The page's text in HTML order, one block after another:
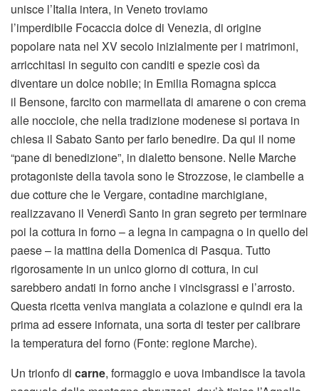
unisce l’Italia intera, in Veneto troviamo
l’imperdibile Focaccia dolce di Venezia, di origine
popolare nata nel XV secolo inizialmente per i matrimoni,
arricchitasi in seguito con canditi e spezie così da
diventare un dolce nobile; in Emilia Romagna spicca
il Bensone, farcito con marmellata di amarene o con crema
alle nocciole, che nella tradizione modenese si portava in
chiesa il Sabato Santo per farlo benedire. Da qui il nome
“pane di benedizione”, in dialetto bensone. Nelle Marche
protagoniste della tavola sono le Strozzose, le ciambelle a
due cotture che le Vergare, contadine marchigiane,
realizzavano il Venerdì Santo in gran segreto per terminare
poi la cottura in forno – a legna in campagna o in quello del
paese – la mattina della Domenica di Pasqua. Tutto
rigorosamente in un unico giorno di cottura, in cui
sarebbero andati in forno anche i vincisgrassi e l’arrosto.
Questa ricetta veniva mangiata a colazione e quindi era la
prima ad essere infornata, una sorta di tester per calibrare
la temperatura del forno (Fonte: regione Marche).
Un trionfo di carne, formaggio e uova imbandisce la tavola